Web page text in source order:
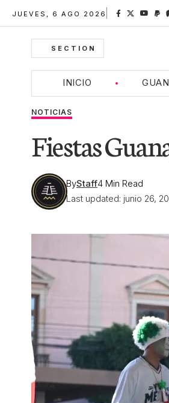
JUEVES, 6 AGO 2026
SECTION
INICIO
NOTICIAS
Fiestas
Last updated: junio 26,
ByStaff4 Min Read